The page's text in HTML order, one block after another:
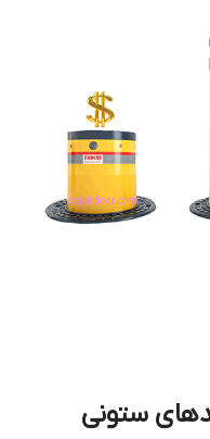
ستونی